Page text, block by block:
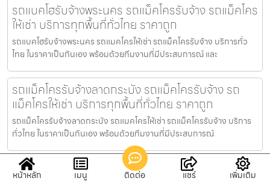
รถแบคโฮรับจ้างพระนคร รถแม็คโครรับจ้าง รถแม็คโคร
ให้เช่า บริการทุกพื้นที่ทั่วไทย ราคาถูก
รถแบคโฮรับจ้างพระนคร รถแมคโครให้เช่า รถแม็คโครรับจ้าง บริการทั่ว
ไทย ในราคาเป็นกันเอง พร้อมด้วยทีมงานที่มีประสบการณ์ และ
รถแม็คโครรับจ้างลาดกระบัง รถแม็คโครรับจ้าง รถ
แม็คโครให้เช่า บริการทุกพื้นที่ทั่วไทย ราคาถูก
รถแม็คโครรับจ้างลาดกระบัง รถแมคโครให้เช่า รถแม็คโครรับจ้าง บริการ
ทั่วไทย ในราคาเป็นกันเอง พร้อมด้วยทีมงานที่มีประสบการณ์
รถแบคโฮรับจ้างลำลูกกา รถแม็คโครรับจ้าง รถแม็คโคร
หน้าหลัก เมนู ติดต่อ แชร์ เพิ่มเติม